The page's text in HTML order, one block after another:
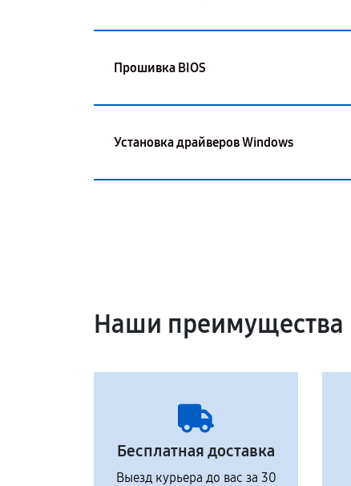
Прошивка BIOS
Установка драйверов Windows
Наши преимущества
Бесплатная доставка
Выезд курьера до вас за 30